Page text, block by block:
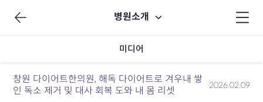
병원소개
미디어
창원 다이어트한의원, 해독 다이어트로 겨우내 쌓
인 독소 제거 및 대사 회복 도와 내 몸 리셋
2026.02.09